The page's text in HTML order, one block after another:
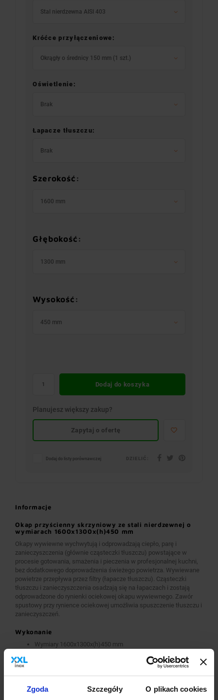
Zgoda Szczegóły O plikach cookies
Stal nierdzewna AISI 403
Króćce przyłączeniowe:
Okrągły o średnicy 150 mm (1 szt.)
Oświetlenie:
Brak
Łapacze tłuszczu:
Brak
Szerokość:
1600 mm
Głębokość:
1300 mm
Wysokość:
450 mm
Dodaj do koszyka
Planujesz większy zakup?
Zapytaj o ofertę
Dodaj do listy porównawczej
Informacje
Okap przyścienny skrzyniowy ze stali nierdzewnej o
wymiarach 1600x1300x(h)450 mm
Okapy wywiewne wychwytują i odprowadzają ciepło, parę i
zanieczyszczenia (głównie cząsteczki tłuszczu) powstające w
procesie gotowania, smażenia i pieczenia w profesjonalnej kuchni,
bez dodatkowego doprowadzenia świeżego powietrza. Wywiewane
powietrze przepływa przez filtry (łapacze tłuszczu). Cząsteczki
tłuszczu i zanieczyszczenia osadzają się na łapaczach i zostają
odprowadzone do rynienki ociekowej okapu wywiewnego. Zawór
spustowy przy rynience ociekowej umożliwia spuszczenie tłuszczu i
zanieczyszczeń.
Wykonanie
Wymiary 1600x1300x(h)450 mm
Okapy wywiewne o wymiarach A>2600 mm wykonane są w
wersji łączonej (skręcanej) z dwóch lub więcej przelotowych
Okapy wyposażone są w system otworów i zawiesi